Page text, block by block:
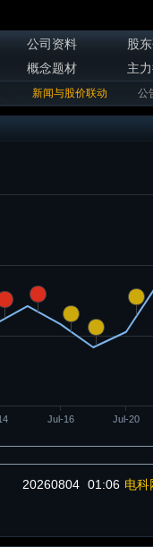
公司资料
股
概念题材 主
新闻与股价联动 公
Jul-16 Jul-20
20260804 01:06 电科